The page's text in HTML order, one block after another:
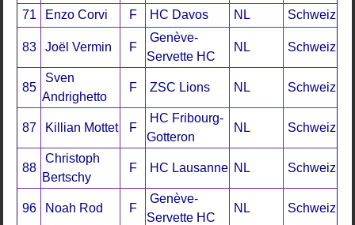
71 Enzo Corvi F HC Davos NL Schweiz
83 Joël Vermin F
Genève-
Servette HC
NL Schweiz
85
Sven
Andrighetto
F ZSC Lions NL Schweiz
87 Killian Mottet F
HC Fribourg-
Gotteron
NL Schweiz
88
Christoph
Bertschy
F HC Lausanne NL Schweiz
96 Noah Rod F
Genève-
Servette HC
NL Schweiz